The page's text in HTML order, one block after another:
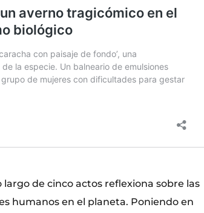
de cinco actos reflexiona sobre las
humanos en el planeta. Poniendo en